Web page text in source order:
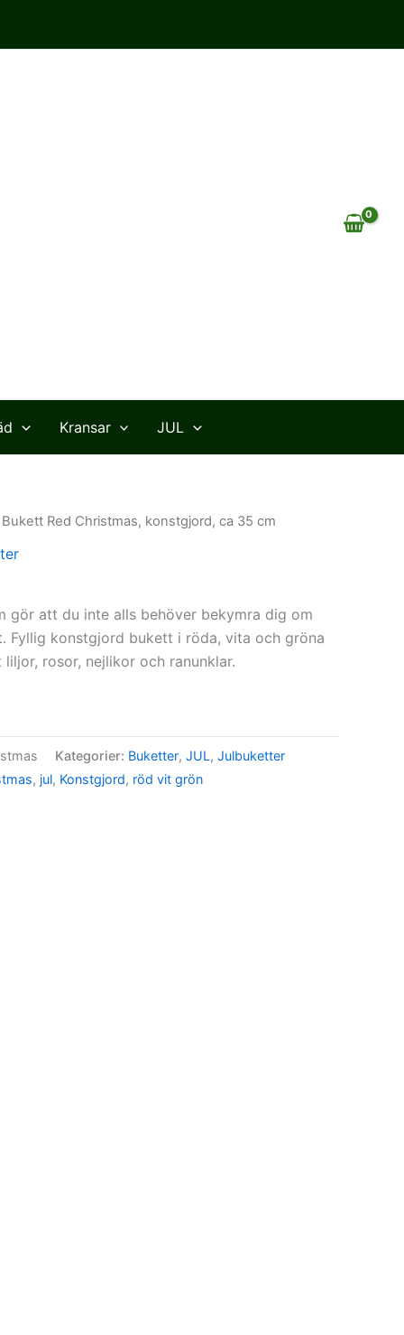
Kransar JUL
Red Christmas, konstgjord, ca 35 cm
gör att du inte alls behöver bekymra dig om
Fyllig konstgjord bukett i röda, vita och gröna
rosor, nejlikor och ranunklar.
Kategorier: Buketter, JUL, Julbuketter
, jul, Konstgjord, röd vit grön